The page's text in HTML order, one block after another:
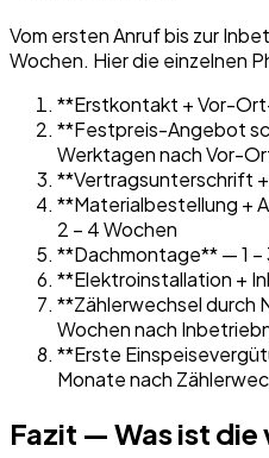
Vom ersten Anruf bis zur
Wochen. Hier die einzelnen
**Erstkontakt + Vor-
**Festpreis-Angebot
Werktagen nach Vor-
**Vertragsunterschrift
**Materialbestellung +
2 – 4 Wochen
**Dachmontage** — 1 –
**Elektroinstallation +
**Zählerwechsel durch
Wochen nach
**Erste
Monate nach
Fazit — Was ist